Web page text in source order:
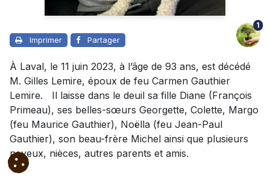
Imprimer Partager
1
À Laval, le 11 juin 2023, à l’âge de 93 ans, est décédé
M. Gilles Lemire, époux de feu Carmen Gauthier
Lemire. Il laisse dans le deuil sa fille Diane (François
Primeau), ses belles-sœurs Georgette, Colette, Margo
(feu Maurice Gauthier), Noëlla (feu Jean-Paul
Gauthier), son beau-frère Michel ainsi que plusieurs
neveux, nièces, autres parents et amis.